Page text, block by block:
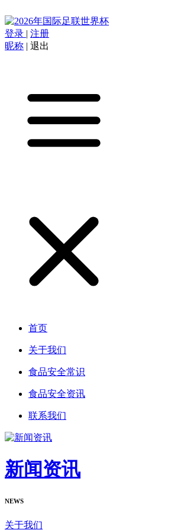
登录 | 注册
昵称 | 退出
首页
关于我们
食品安全常识
食品安全资讯
联系我们
新闻资讯
NEWS
关于我们